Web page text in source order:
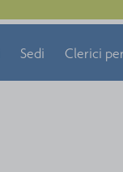
Sedi Clerici